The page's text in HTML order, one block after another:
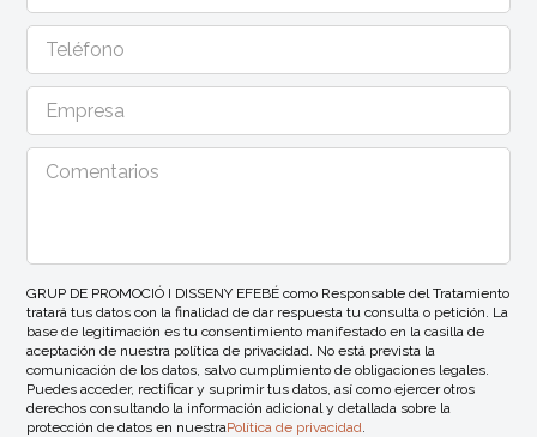
GRUP DE PROMOCIÓ I DISSENY EFEBÉ como Responsable del Tratamiento
tratará tus datos con la finalidad de dar respuesta tu consulta o petición. La
base de legitimación es tu consentimiento manifestado en la casilla de
aceptación de nuestra política de privacidad. No está prevista la
comunicación de los datos, salvo cumplimiento de obligaciones legales.
Puedes acceder, rectificar y suprimir tus datos, así como ejercer otros
derechos consultando la información adicional y detallada sobre la
protección de datos en nuestraPolítica de privacidad.